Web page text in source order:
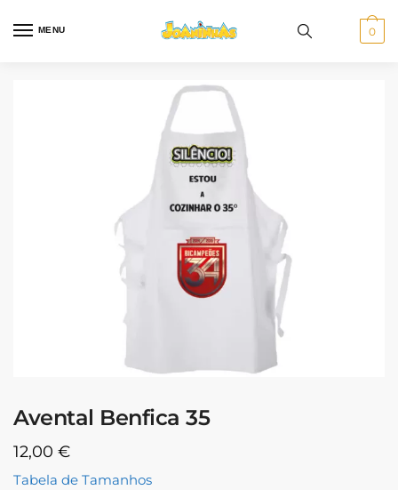
MENU 0
Avental Benfica 35
12,00 €
Tabela de Tamanhos